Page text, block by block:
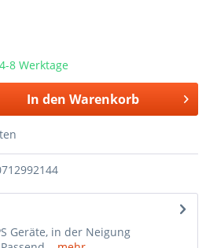
8 Werktage
In den Warenkorb
Geräte, in der Neigung